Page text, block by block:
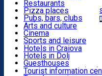
Leisure & Fun
Accommodation
Useful
Traditional cuisine
Wineries and
Local manufacturers
Restaurants
Pizza places
Pubs, bars, clubs
Cafes and teahouses
Sweets and ice cream
Fast-food
Arts and culture
Cinema
Sports and leisure
Horse riding
Swimming pools
Zoo
Shopping, souvenirs,
Hotels in Craiova
Hotels in Dolj
Guesthouses
Villas
Tourist information